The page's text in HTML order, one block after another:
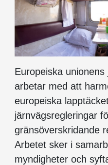
Europeiska
arbetar med att
europeiska
järnvägsregleringar
gränsöverskridande
Arbetet sker i
myndigheter och